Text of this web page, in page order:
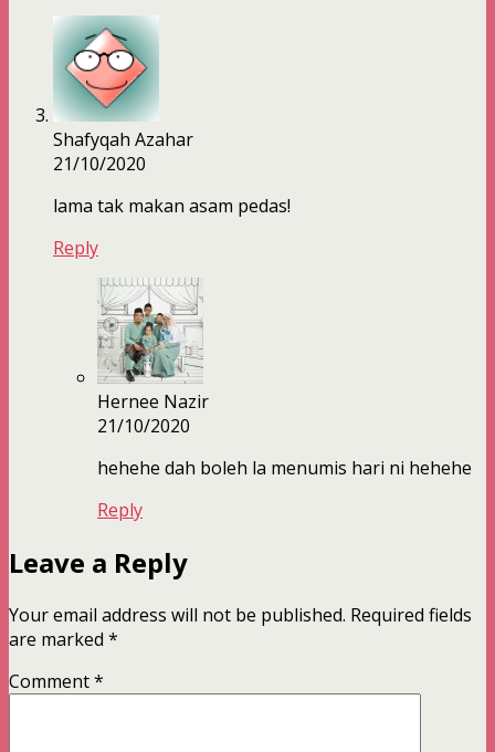
Shafyqah Azahar
21/10/2020
lama tak makan asam pedas!
Reply
Hernee Nazir
21/10/2020
hehehe dah boleh la menumis hari ni hehehe
Reply
Leave a Reply
Your email address will not be published. Required fields
are marked *
Comment*